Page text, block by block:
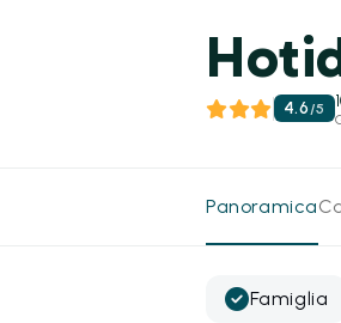
4.6 /5
Panoramica
Famiglia